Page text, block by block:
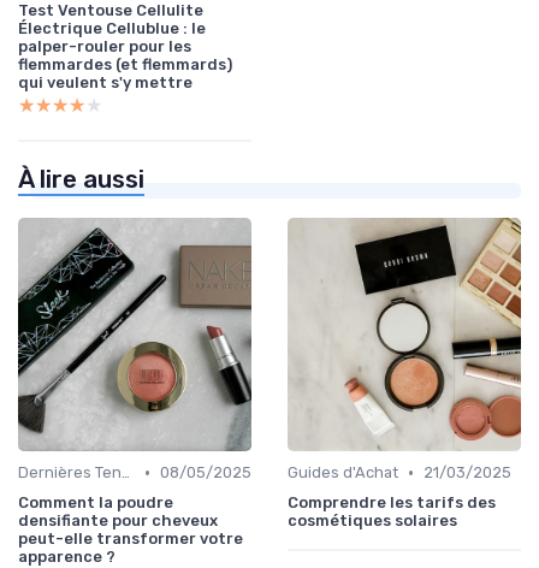
Test Ventouse Cellulite
Électrique Cellublue : le
palper-rouler pour les
flemmardes (et flemmards)
qui veulent s'y mettre
★★★★★
★★★★★
À lire aussi
Dernières Tendances en Soins Anti-Âge • 08/05/2025
Comment la poudre
densifiante pour cheveux
peut-elle transformer votre
apparence ?
Guides d'Achat •
21/03/2025
Comprendre les tarifs des
cosmétiques solaires